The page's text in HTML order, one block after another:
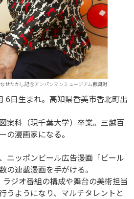
せたかし記念アンパンマンミュージアム振興財
6日生まれ。高知県香美市香北町出
案科（現千葉大学）卒業。三越百
の漫画家になる。
ニッポンビール広告漫画「ビール
の連載漫画を手がける。
ジオ番組の構成や舞台の美術担当
うようになり、マルチタレントと